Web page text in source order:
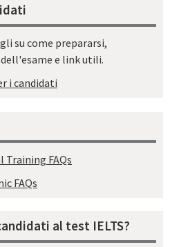
su come prepararsi,
e link utili.
i candidati
Training FAQs
FAQs
al test IELTS?